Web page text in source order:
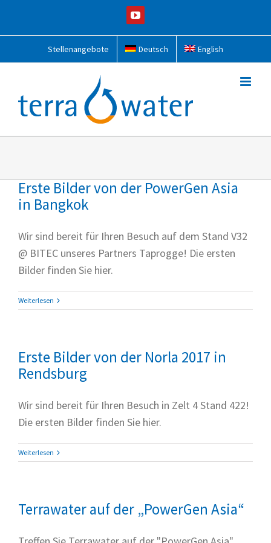
YouTube
Stellenangebote Deutsch English
Erste Bilder von der PowerGen Asia
in Bangkok
Wir sind bereit für Ihren Besuch auf dem Stand V32
@ BITEC unseres Partners Taprogge! Die ersten
Bilder finden Sie hier.
Weiterlesen
Erste Bilder von der Norla 2017 in
Rendsburg
Wir sind bereit für Ihren Besuch in Zelt 4 Stand 422!
Die ersten Bilder finden Sie hier.
Weiterlesen
Terrawater auf der „PowerGen Asia“